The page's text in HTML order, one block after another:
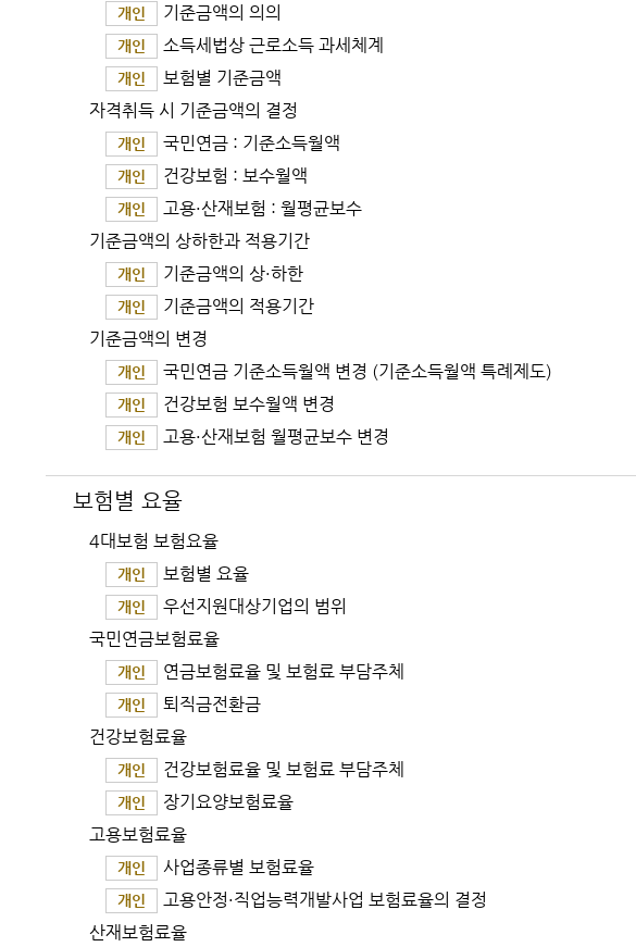
개인 기준금액의 의의
개인 소득세법상 근로소득 과세체계
개인
보험별 기준금액
자격취득 시 기준금액의 결정
개인 국민연금 : 기준소득월액
개인 건강보험 : 보수월액
개인
고용·산재보험 : 월평균보수
기준금액의 상하한과 적용기간
개인 기준금액의 상·하한
개인
기준금액의 적용기간
기준금액의 변경
개인 국민연금 기준소득월액 변경 (기준소득월액 특례제도)
개인 건강보험 보수월액 변경
개인 고용·산재보험 월평균보수 변경
보험별 요율
4대보험 보험요율
개인 보험별 요율
개인
우선지원대상기업의 범위
국민연금보험료율
개인 연금보험료율 및 보험료 부담주체
개인
퇴직금전환금
건강보험료율
개인 건강보험료율 및 보험료 부담주체
개인
장기요양보험료율
고용보험료율
개인 사업종류별 보험료율
개인
고용안정·직업능력개발사업 보험료율의 결정
산재보험료율